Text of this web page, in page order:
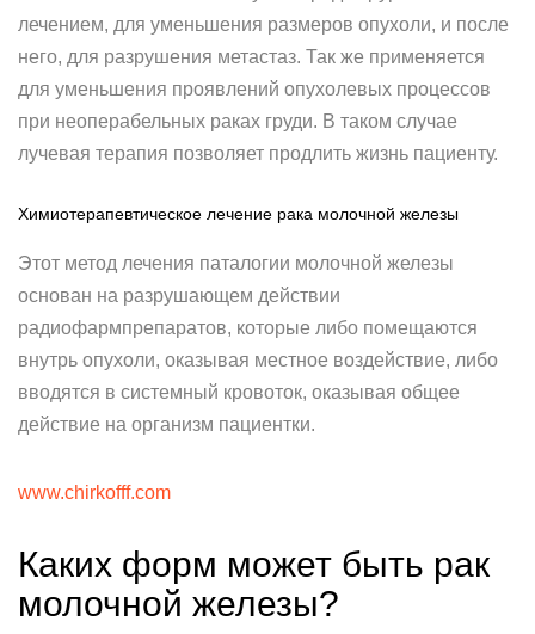
лечением, для уменьшения размеров опухоли, и после
него, для разрушения метастаз. Так же применяется
для уменьшения проявлений опухолевых процессов
при неоперабельных раках груди. В таком случае
лучевая терапия позволяет продлить жизнь пациенту.
Химиотерапевтическое лечение рака молочной железы
Этот метод лечения паталогии молочной железы
основан на разрушающем действии
радиофармпрепаратов, которые либо помещаются
внутрь опухоли, оказывая местное воздействие, либо
вводятся в системный кровоток, оказывая общее
действие на организм пациентки.
www.chirkofff.com
Каких форм может быть рак
молочной железы?